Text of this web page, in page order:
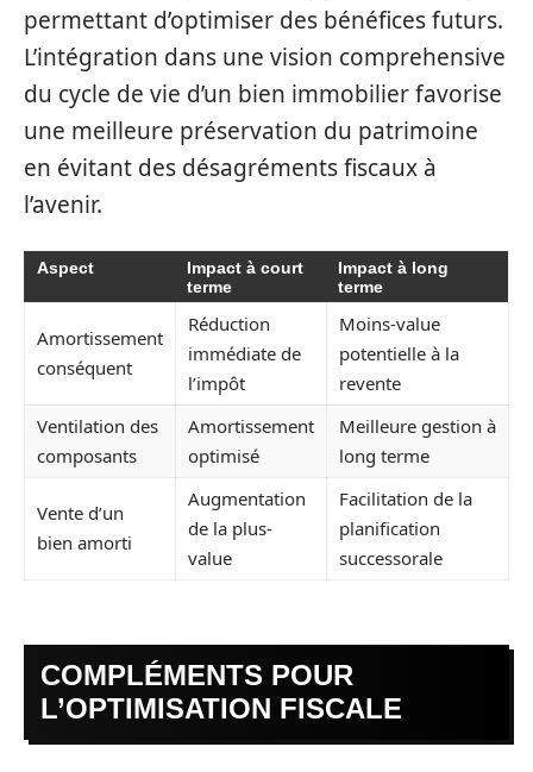
permettant d’optimiser des bénéfices futurs.
L’intégration dans une vision comprehensive
du cycle de vie d’un bien immobilier favorise
une meilleure préservation du patrimoine
en évitant des désagréments fiscaux à
l’avenir.
Aspect
Impact à court
terme
Impact à long
terme
Amortissement
conséquent
Réduction
immédiate de
l’impôt
Moins-value
potentielle à la
revente
Ventilation des
composants
Amortissement
optimisé
Meilleure gestion à
long terme
Vente d’un
bien amorti
Augmentation
de la plus-
value
Facilitation de la
planification
successorale
COMPLÉMENTS POUR
L’OPTIMISATION FISCALE